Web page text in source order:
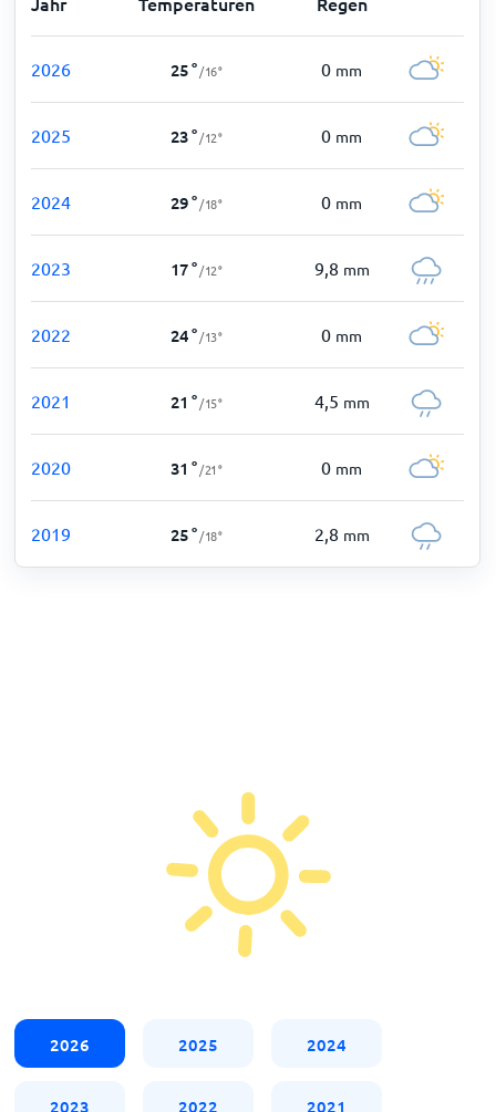
2026 25° /16° 0 mm
2025 23° /12° 0 mm
2024 29° /18° 0 mm
2023 17° /12° 9,8 mm
2022 24° /13° 0 mm
2021 21 ° /15° 4,5 mm
2020 31 ° /21° 0 mm
2019 25° /18° 2,8 mm
2026 2025 2024
2023 2022 2021